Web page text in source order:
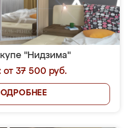
"Нидзима"
от 37 500 руб.